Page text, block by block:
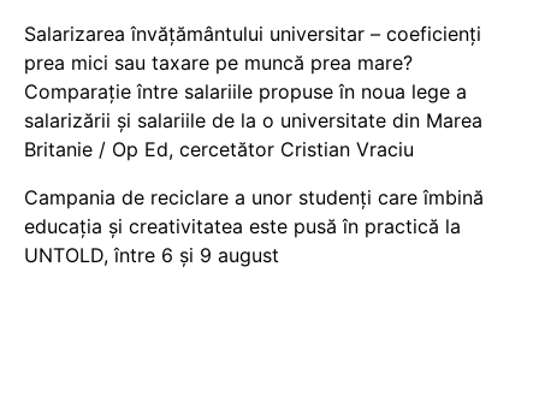
Salarizarea învățământului universitar – coeficienți
prea mici sau taxare pe muncă prea mare?
Comparație între salariile propuse în noua lege a
salarizării și salariile de la o universitate din Marea
Britanie / Op Ed, cercetător Cristian Vraciu
Campania de reciclare a unor studenți care îmbină
educația și creativitatea este pusă în practică la
UNTOLD, între 6 și 9 august